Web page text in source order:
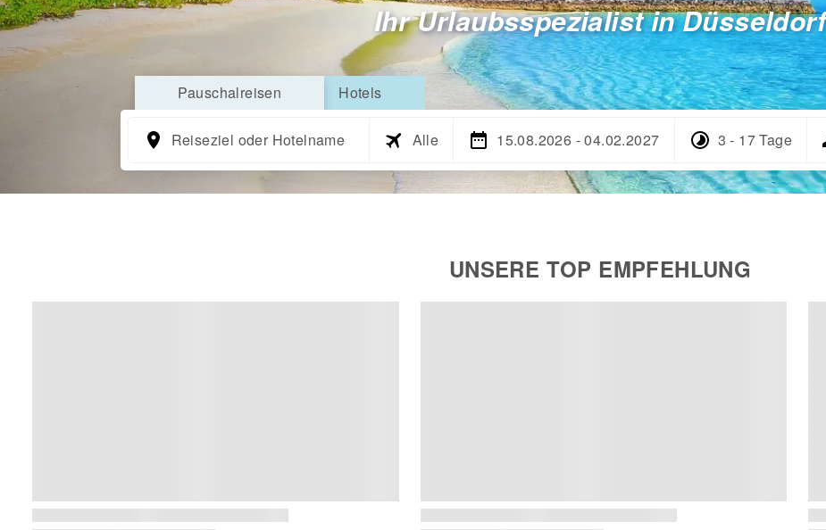
Ihr Urlaubsspezialist in Düsseldorf
Pauschalreisen Hotels
Reiseziel oder Hotelname Alle 15.08.2026 - 04.02.2027 3 - 17 Tage
UNSERE TOP EMPFEHLUNG